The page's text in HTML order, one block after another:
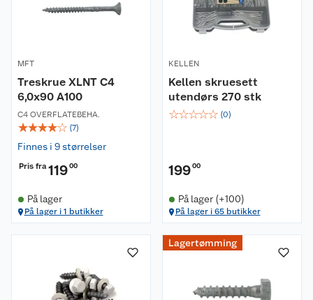
MFT
Treskrue XLNT C4
6,0x90 A100
C4 OVERFLATEBEHA.
☆☆☆☆☆ (7)
Finnes i 9 størrelser
Pris fra11900
På lager
På lager i 1 butikker
KELLEN
Kellen skruesett
utendørs 270 stk
☆☆☆☆☆ (0)
19900
På lager (+100)
På lager i 65 butikker
Lagertømming